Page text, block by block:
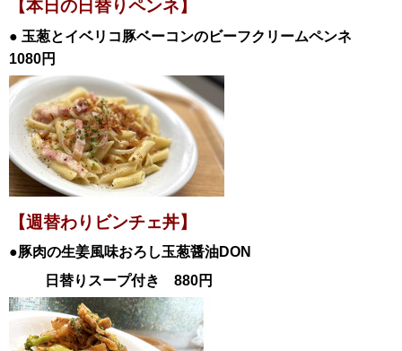
【本日の日替りペンネ】
● 玉葱とイベリコ豚ベーコンのビーフクリームペンネ
1080円
【週替わりビンチェ丼】
●豚肉の生姜風味おろし玉葱醤油DON
日替りスープ付き 880円